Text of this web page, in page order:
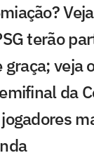
terão
veja
da